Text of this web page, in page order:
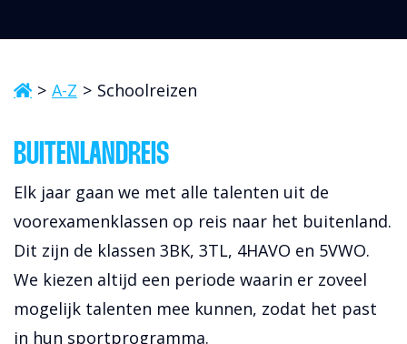
A-Z Schoolreizen
BUITENLANDREIS
Elk jaar gaan we met alle talenten uit de
voorexamenklassen op reis naar het buitenland.
Dit zijn de klassen 3BK, 3TL, 4HAVO en 5VWO.
We kiezen altijd een periode waarin er zoveel
mogelijk talenten mee kunnen, zodat het past
in hun sportprogramma.